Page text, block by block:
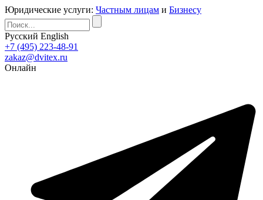
Юридические услуги: Частным лицам и Бизнесу
Русский English
+7 (495) 223-48-91
zakaz@dvitex.ru
Онлайн